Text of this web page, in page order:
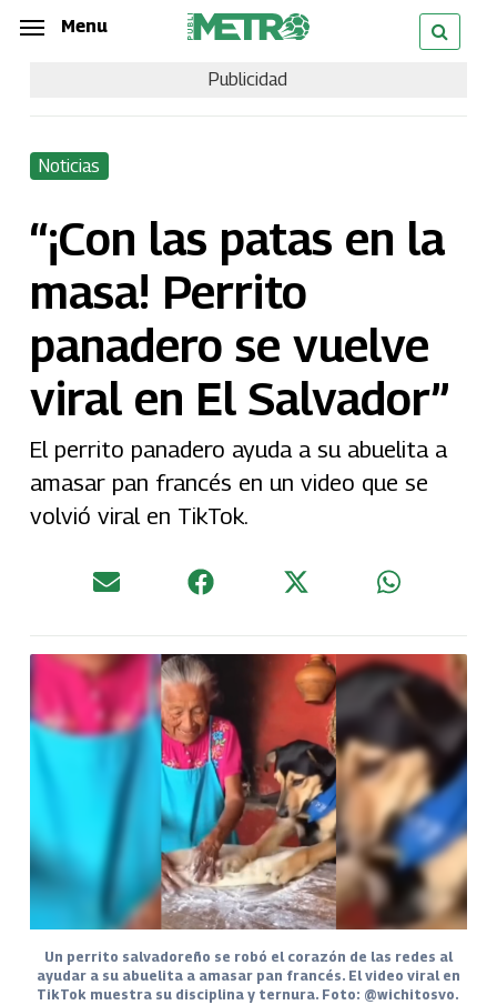
Skip
content
Menu
Publicidad
Noticias
“¡Con las patas en la
masa! Perrito
panadero se vuelve
viral en El Salvador”
El perrito panadero ayuda a su abuelita a
amasar pan francés en un video que se
volvió viral en TikTok.
Un perrito salvadoreño se robó el corazón de las redes al
ayudar a su abuelita a amasar pan francés. El video viral en
TikTok muestra su disciplina y ternura. Foto: @wichitosvo.
Menu